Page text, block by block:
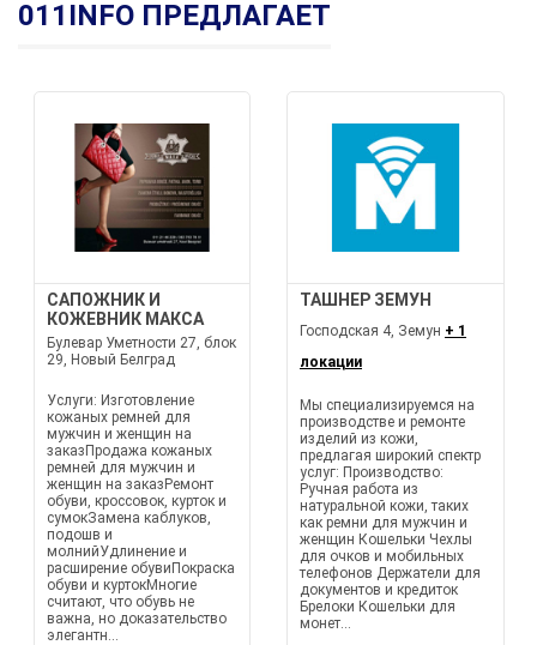
011INFO ПРЕДЛАГАЕТ
САПОЖНИК И
КОЖЕВНИК МАКСА
Булевар Уметности 27, блок
29, Новый Белград
Услуги: Изготовление
кожаных ремней для
мужчин и женщин на
заказПродажа кожаных
ремней для мужчин и
женщин на заказРемонт
обуви, кроссовок, курток и
сумокЗамена каблуков,
подошв и
молнийУдлинение и
расширение обувиПокраска
обуви и куртокМногие
считают, что обувь не
важна, но доказательство
элегантн...
ТАШНЕР ЗЕМУН
Господская 4, Земун + 1
локации
Мы специализируемся на
производстве и ремонте
изделий из кожи,
предлагая широкий спектр
услуг: Производство:
Ручная работа из
натуральной кожи, таких
как ремни для мужчин и
женщин Кошельки Чехлы
для очков и мобильных
телефонов Держатели для
документов и кредиток
Брелоки Кошельки для
монет...